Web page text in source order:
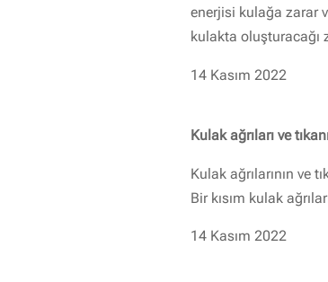
enerjisi kulağa zarar
kulakta oluşturacağı
14 Kasım 2022
Kulak ağrıları ve
Kulak ağrılarının ve
Bir kısım kulak
14 Kasım 2022